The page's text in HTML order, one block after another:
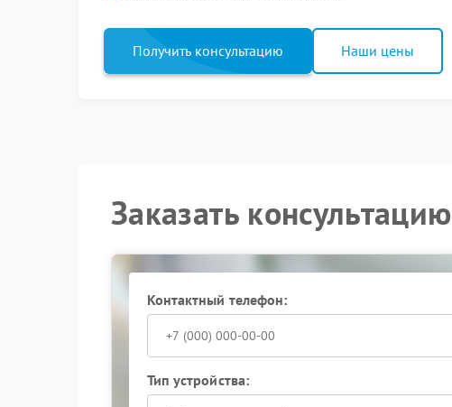
Получить консультацию Наши цены
Заказать консультацию
Контактный телефон:
Тип устройства: